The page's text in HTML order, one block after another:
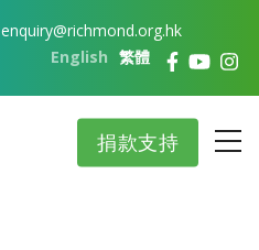
enquiry@richmond.org.hk
繁體
English
捐款支持